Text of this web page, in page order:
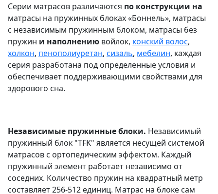
Серии матрасов различаются по конструкции на
матрасы на пружинных блоках «Боннель», матрасы
с независимым пружинным блоком, матрасы без
пружин и наполнению войлок, конский волос,
холкон, пенополиуретан, сизаль, мебелин, каждая
серия разработана под определенные условия и
обеспечивает поддерживающими свойствами для
здорового сна.
Независимые пружинные блоки. Независимый
пружинный блок "TFK" является несущей системой
матрасов с ортопедическим эффектом. Каждый
пружинный элемент работает независимо от
соседних. Количество пружин на квадратный метр
составляет 256-512 единиц. Матрас на блоке сам